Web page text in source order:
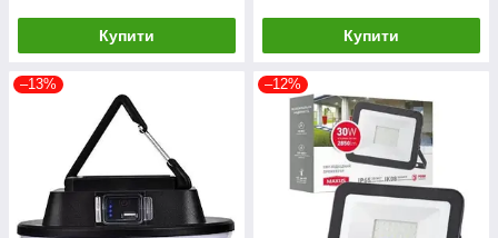
Купити Купити
–13% –12%